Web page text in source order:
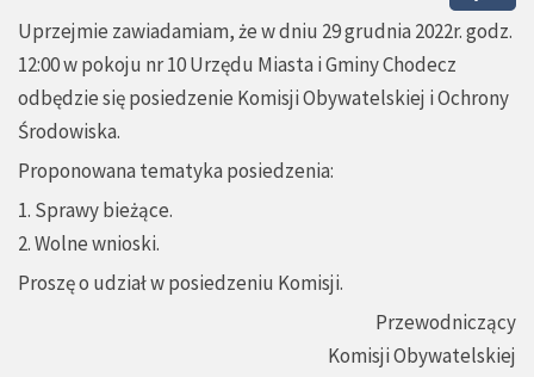
Uprzejmie zawiadamiam, że w dniu 29 grudnia 2022r. godz.
12:00 w pokoju nr 10 Urzędu Miasta i Gminy Chodecz
odbędzie się posiedzenie Komisji Obywatelskiej i Ochrony
Środowiska.
Proponowana tematyka posiedzenia:
1. Sprawy bieżące.
2. Wolne wnioski.
Proszę o udział w posiedzeniu Komisji.
Przewodniczący
Komisji Obywatelskiej